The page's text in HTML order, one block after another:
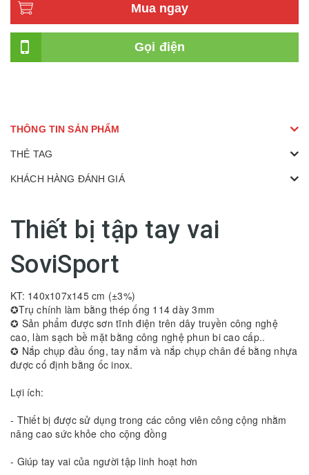
Mua ngay
Gọi điện
THÔNG TIN SẢN PHẨM
THẺ TAG
KHÁCH HÀNG ĐÁNH GIÁ
Thiết bị tập tay vai
SoviSport
KT: 140x107x145 cm (±3%)
✪Trụ chính làm bằng thép ống 114 dày 3mm
✪ Sản phẩm được sơn tĩnh điện trên dây truyền công nghệ
cao, làm sạch bề mặt bằng công nghệ phun bi cao cấp..
✪ Nắp chụp đầu ống, tay nắm và nắp chụp chân đế bằng nhựa
được cố định bằng ốc inox.
Lợi ích:
- Thiết bị được sử dụng trong các công viên công cộng nhằm
nâng cao sức khỏe cho cộng đồng
- Giúp tay vai của người tập linh hoạt hơn